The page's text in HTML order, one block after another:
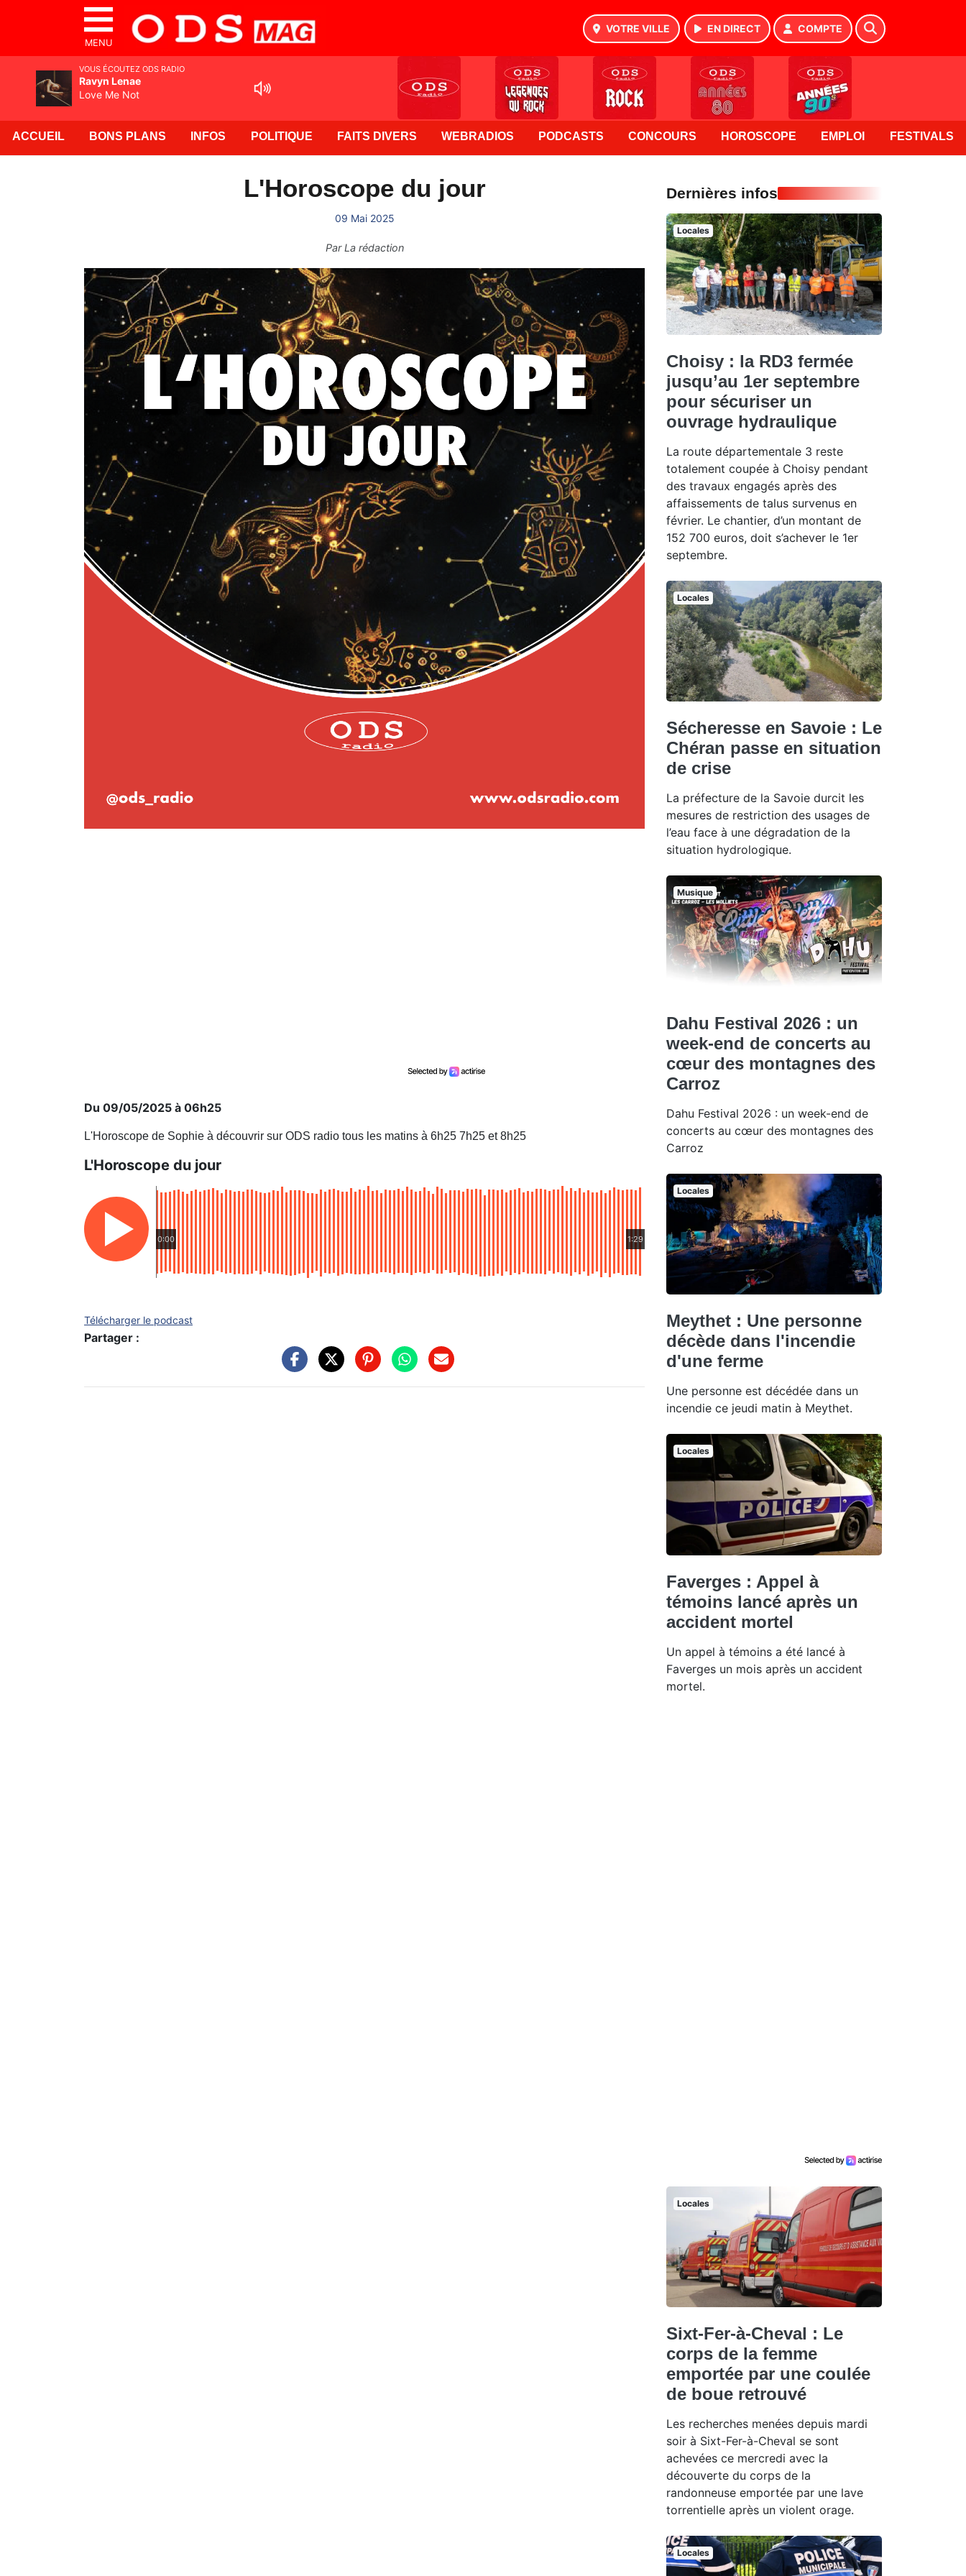
MENU
VOTRE VILLE EN DIRECT COMPTE
ACCUEIL BONS PLANS INFOS POLITIQUE FAITS DIVERS WEBRADIOS PODCASTS CONCOURS HOROSCOPE EMPLOI FESTIVALS
L'Horoscope du jour
09 Mai 2025
ParLa rédaction
Du 09/05/2025 à 06h25
L'Horoscope de Sophie à découvrir sur ODS radio tous les matins à 6h25 7h25 et 8h25
L'Horoscope du jour
0:00 1:29
Télécharger le podcast
Partager :
Dernières infos
Locales
Choisy : la RD3 fermée
jusqu’au 1er septembre
pour sécuriser un
ouvrage hydraulique
La route départementale 3 reste
totalement coupée à Choisy pendant
des travaux engagés après des
affaissements de talus survenus en
février. Le chantier, d’un montant de
152 700 euros, doit s’achever le 1er
septembre.
Locales
Sécheresse en Savoie : Le
Chéran passe en situation
de crise
La préfecture de la Savoie durcit les
mesures de restriction des usages de
l’eau face à une dégradation de la
situation hydrologique.
Musique
Dahu Festival 2026 : un
week-end de concerts au
cœur des montagnes des
Carroz
Dahu Festival 2026 : un week-end de
concerts au cœur des montagnes des
Carroz
Locales
Meythet : Une personne
décède dans l'incendie
d'une ferme
Une personne est décédée dans un
incendie ce jeudi matin à Meythet.
Locales
Faverges : Appel à
témoins lancé après un
accident mortel
Un appel à témoins a été lancé à
Faverges un mois après un accident
mortel.
Locales
Sixt-Fer-à-Cheval : Le
corps de la femme
emportée par une coulée
de boue retrouvé
Les recherches menées depuis mardi
soir à Sixt-Fer-à-Cheval se sont
achevées ce mercredi avec la
découverte du corps de la
randonneuse emportée par une lave
torrentielle après un violent orage.
Locales
VOUS ÉCOUTEZ ODS RADIO
Ravyn Lenae
Love Me Not